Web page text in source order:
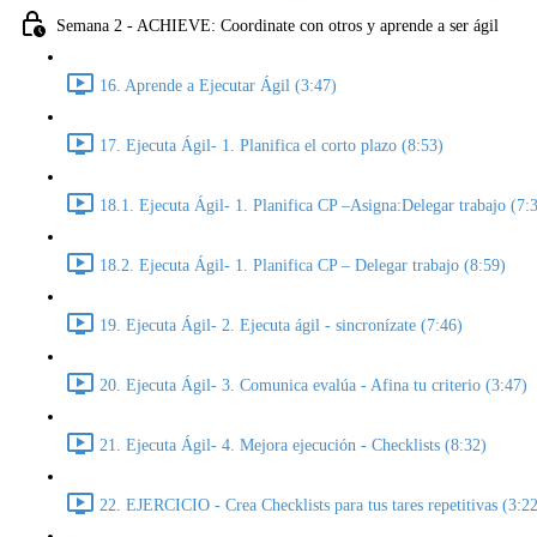
Semana 2 - ACHIEVE: Coordinate con otros y aprende a ser ágil
16. Aprende a Ejecutar Ágil (3:47)
17. Ejecuta Ágil- 1. Planifica el corto plazo (8:53)
18.1. Ejecuta Ágil- 1. Planifica CP –Asigna:Delegar trabajo
18.2. Ejecuta Ágil- 1. Planifica CP – Delegar trabajo (8:59)
19. Ejecuta Ágil- 2. Ejecuta ágil - sincronízate (7:46)
20. Ejecuta Ágil- 3. Comunica evalúa - Afina tu criterio (3:47)
21. Ejecuta Ágil- 4. Mejora ejecución - Checklists (8:32)
22. EJERCICIO - Crea Checklists para tus tares repetitivas